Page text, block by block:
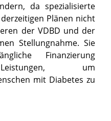
da spezialisierte
Plänen nicht
der VDBD und der
Stellungnahme. Sie
Finanzierung
um
mit Diabetes zu